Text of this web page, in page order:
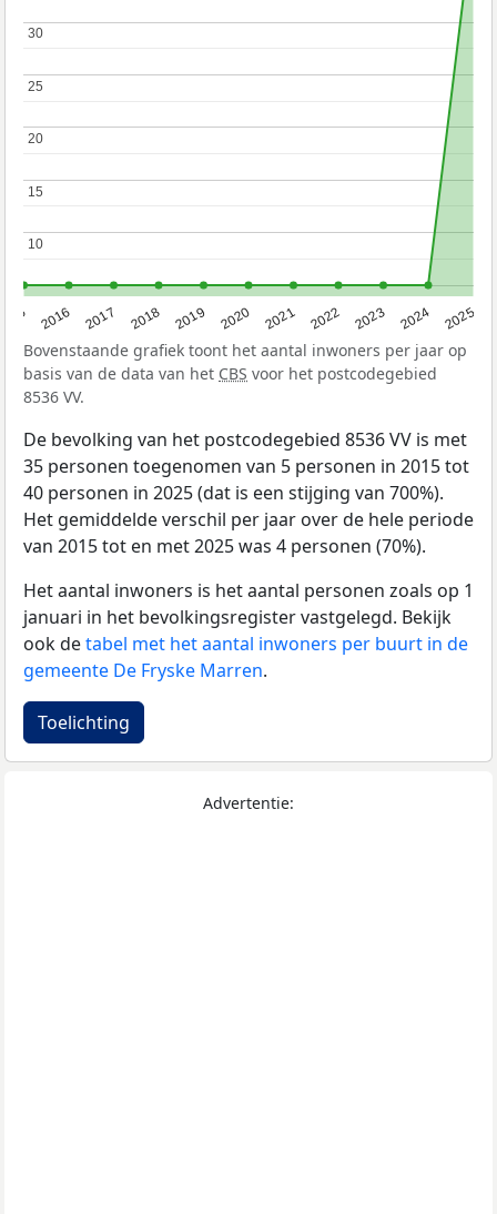
2016 2017 2018 2019 2020 2021 2022 2023 2024 2025
10
10
15
15
20
20
25
25
30
30
Bovenstaande grafiek toont het aantal inwoners per jaar op
basis van de data van het CBS voor het postcodegebied
8536 VV.
De bevolking van het postcodegebied 8536 VV is met
35 personen toegenomen van 5 personen in 2015 tot
40 personen in 2025 (dat is een stijging van 700%).
Het gemiddelde verschil per jaar over de hele periode
van 2015 tot en met 2025 was 4 personen (70%).
Het aantal inwoners is het aantal personen zoals op 1
januari in het bevolkingsregister vastgelegd. Bekijk
ook detabel met het aantal inwoners per buurt in de
gemeente De Fryske Marren.
Toelichting
Advertentie: